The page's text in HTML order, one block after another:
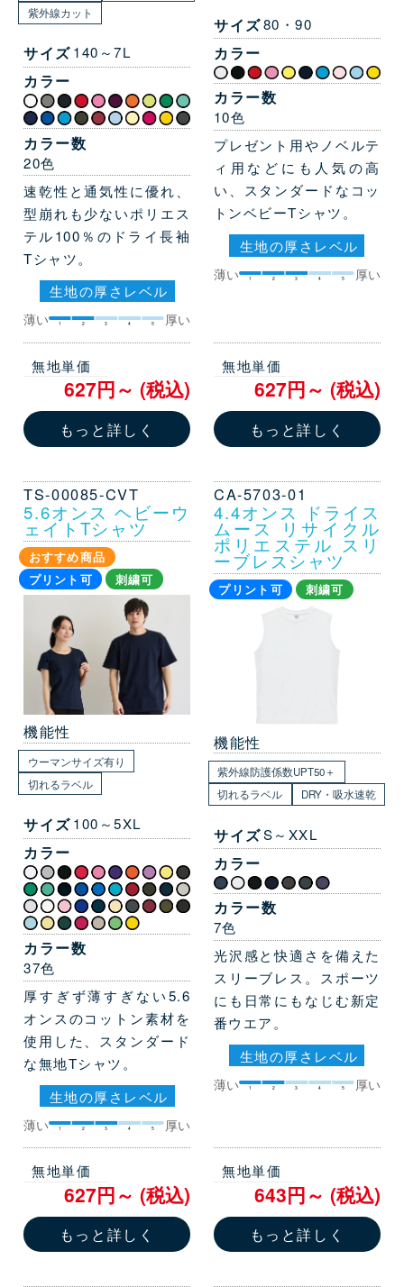
紫外線カット
サイズ140～7L
カラー
カラー数
20色
速乾性と通気性に優れ、
型崩れも少ないポリエス
テル100％のドライ長袖
Tシャツ。
生地の厚さレベル
薄い 1 2 3 4 5 厚い
無地単価
627円～ (税込)
もっと詳しく
サイズ80・90
カラー
カラー数
10色
プレゼント用やノベルテ
ィ用などにも人気の高
い、スタンダードなコッ
トンベビーTシャツ。
生地の厚さレベル
薄い 1 2 3 4 5 厚い
無地単価
627円～ (税込)
もっと詳しく
TS-00085-CVT
5.6オンス ヘビーウ
ェイトTシャツ
おすすめ商品
プリント可
刺繍可
機能性
ウーマンサイズ有り
切れるラベル
サイズ100～5XL
カラー
カラー数
37色
厚すぎず薄すぎない5.6
オンスのコットン素材を
使用した、スタンダード
な無地Tシャツ。
生地の厚さレベル
薄い 1 2 3 4 5 厚い
無地単価
627円～ (税込)
もっと詳しく
CA-5703-01
4.4オンス ドライス
ムース リサイクル
ポリエステル スリ
ーブレスシャツ
プリント可 刺繍可
機能性
紫外線防護係数UPT50＋
切れるラベル
DRY・吸水速乾
サイズS～XXL
カラー
カラー数
7色
光沢感と快適さを備えた
スリーブレス。スポーツ
にも日常にもなじむ新定
番ウエア。
生地の厚さレベル
薄い 1 2 3 4 5 厚い
無地単価
643円～ (税込)
もっと詳しく